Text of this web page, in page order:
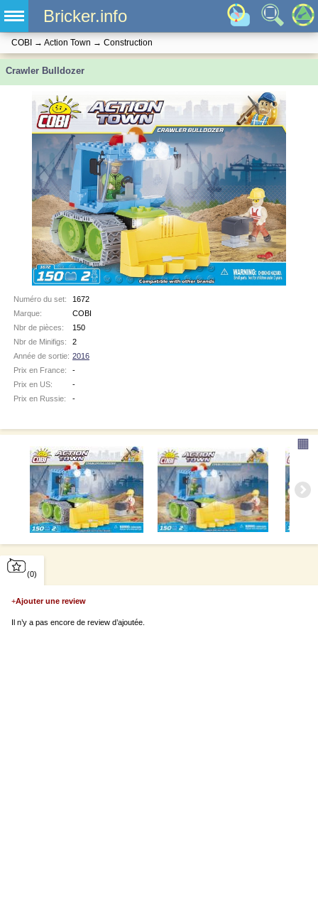
Bricker.info
COBI → Action Town → Construction
Crawler Bulldozer
Numéro du set:
1672
Marque:
COBI
Nbr de pièces:
150
Nbr de Minifigs:
2
Année de sortie: 2016
Prix en France:
-
Prix en US:
-
Prix en Russie:
-
▦
(0)
+Ajouter une review
Il n’y a pas encore de review d’ajoutée.